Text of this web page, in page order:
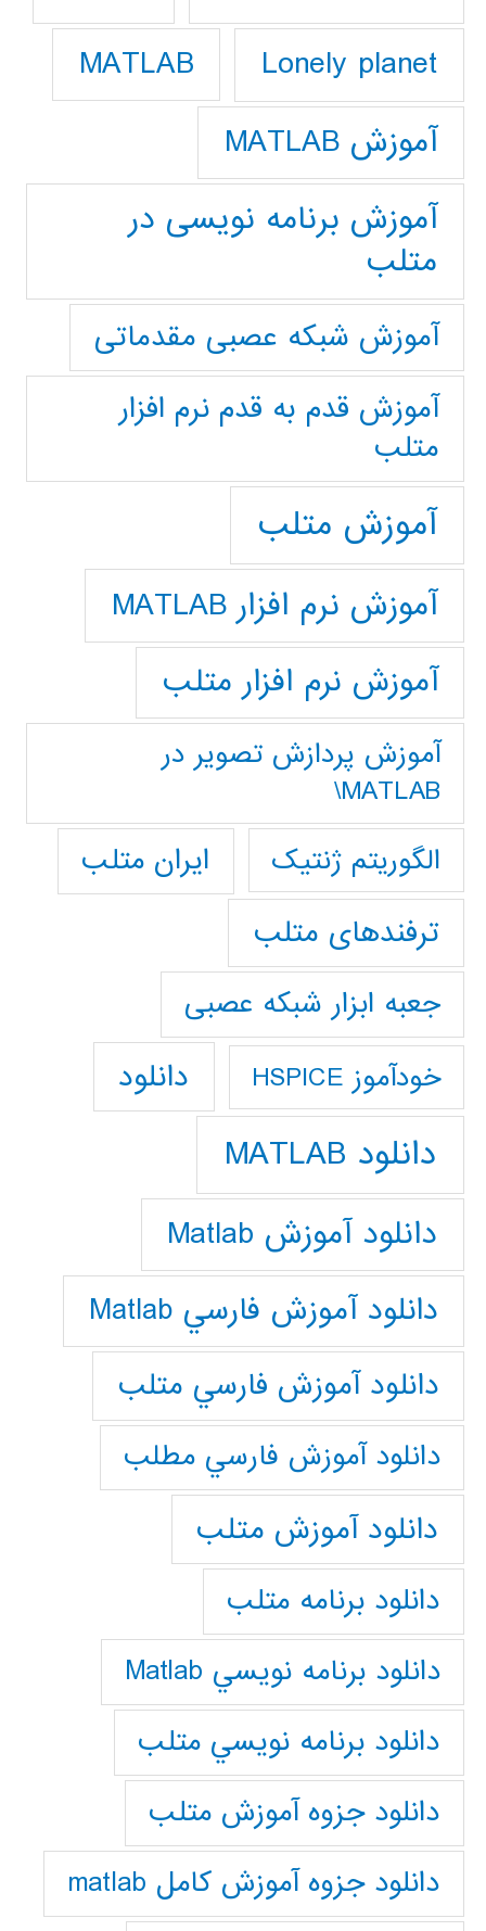
Lonely planet
MATLAB
آموزش MATLAB
آموزش برنامه نویسی در
متلب
آموزش شبکه عصبی مقدماتی
آموزش قدم به قدم نرم افزار
متلب
آموزش متلب
آموزش نرم افزار MATLAB
آموزش نرم افزار متلب
آموزش پردازش تصوير در
MATLAB\
الگوریتم ژنتیک
ایران متلب
ترفندهای متلب
جعبه ابزار شبکه عصبی
خودآموز HSPICE دانلود
دانلود MATLAB
دانلود آموزش Matlab
دانلود آموزش فارسي Matlab
دانلود آموزش فارسي متلب
دانلود آموزش فارسي مطلب
دانلود آموزش متلب
دانلود برنامه متلب
دانلود برنامه نويسي Matlab
دانلود برنامه نويسي متلب
دانلود جزوه آموزش متلب
دانلود جزوه آموزش کامل matlab